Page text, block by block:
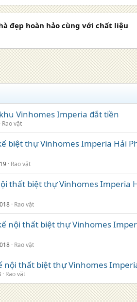
đẹp hoàn hảo cùng với chất liệu
Vinhomes Imperia đắt tiền
Rao vặt
biệt thự Vinhomes Imperia Hải
Rao vặt
thất biệt thự Vinhomes Imperia
Rao vặt
nội thất biệt thự Vinhomes
Rao vặt
nội thất biệt thự Vinhomes
Rao vặt